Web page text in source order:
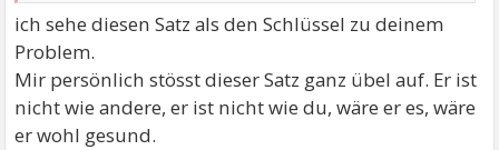
ich sehe diesen Satz als den Schlüssel zu deinem
Problem.
Mir persönlich stösst dieser Satz ganz übel auf. Er ist
nicht wie andere, er ist nicht wie du, wäre er es, wäre
er wohl gesund.